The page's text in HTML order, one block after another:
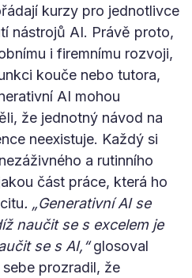
kurzy pro jednotlivce
nástrojů AI. Právě proto,
i firemnímu rozvoji,
kouče nebo tutora,
AI mohou
že jednotný návod na
neexistuje. Každý si
a rutinního
část práce, která ho
. „Generativní AI se
naučit se s excelem je
se s AI,“glosoval
prozradil, že